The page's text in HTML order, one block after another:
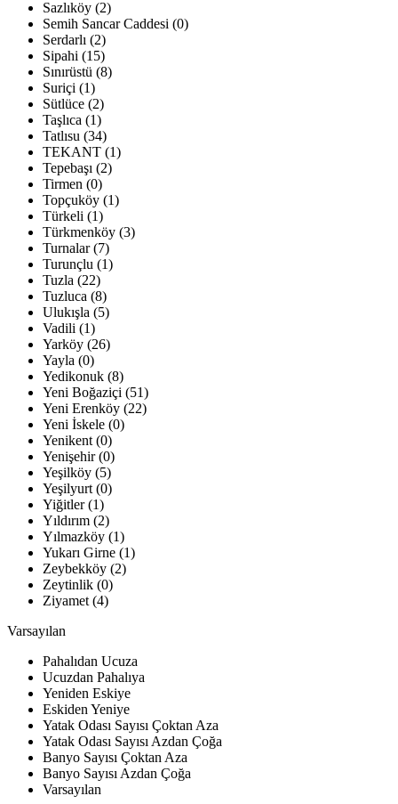
Sazlıköy (2)
Semih Sancar Caddesi (0)
Serdarlı (2)
Sipahi (15)
Sınırüstü (8)
Suriçi (1)
Sütlüce (2)
Taşlıca (1)
Tatlısu (34)
TEKANT (1)
Tepebaşı (2)
Tirmen (0)
Topçuköy (1)
Türkeli (1)
Türkmenköy (3)
Turnalar (7)
Turunçlu (1)
Tuzla (22)
Tuzluca (8)
Ulukışla (5)
Vadili (1)
Yarköy (26)
Yayla (0)
Yedikonuk (8)
Yeni Boğaziçi (51)
Yeni Erenköy (22)
Yeni İskele (0)
Yenikent (0)
Yenişehir (0)
Yeşilköy (5)
Yeşilyurt (0)
Yiğitler (1)
Yıldırım (2)
Yılmazköy (1)
Yukarı Girne (1)
Zeybekköy (2)
Zeytinlik (0)
Ziyamet (4)
Varsayılan
Pahalıdan Ucuza
Ucuzdan Pahalıya
Yeniden Eskiye
Eskiden Yeniye
Yatak Odası Sayısı Çoktan Aza
Yatak Odası Sayısı Azdan Çoğa
Banyo Sayısı Çoktan Aza
Banyo Sayısı Azdan Çoğa
Varsayılan